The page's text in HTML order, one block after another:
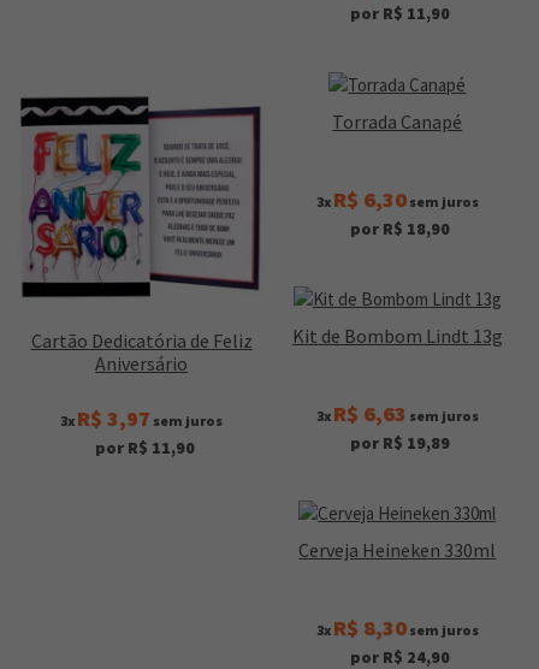
por R$ 11,90
Cartão Dedicatória de Feliz
Aniversário
3x R$ 3,97 sem juros
por R$ 11,90
Torrada Canapé
3x R$ 6,30sem juros
por R$ 18,90
Kit de Bombom Lindt 13g
3x R$ 6,63 sem juros
por R$ 19,89
Cerveja Heineken 330ml
3x R$ 8,30sem juros
por R$ 24,90